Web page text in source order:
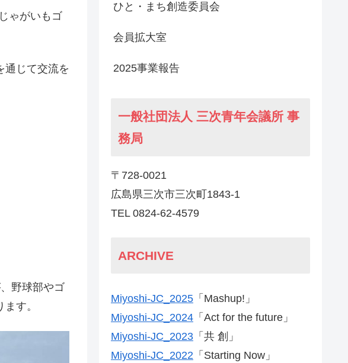
ゃがいもゴ
通じて交流を
野球部やゴ
す。
ひと・まち創造委員会
会員拡大室
2025事業報告
一般社団法人 三次青年会議所 事
務局
〒728-0021
広島県三次市三次町1843-1
TEL 0824-62-4579
ARCHIVE
Miyoshi-JC_2025 「Mashup!」
Miyoshi-JC_2024 「Act for the future」
Miyoshi-JC_2023 「共 創」
Miyoshi-JC_2022 「Starting Now」